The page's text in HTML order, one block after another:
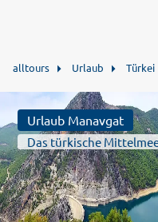
alltours Urlaub Türkei
Urlaub Manavgat
Das türkische